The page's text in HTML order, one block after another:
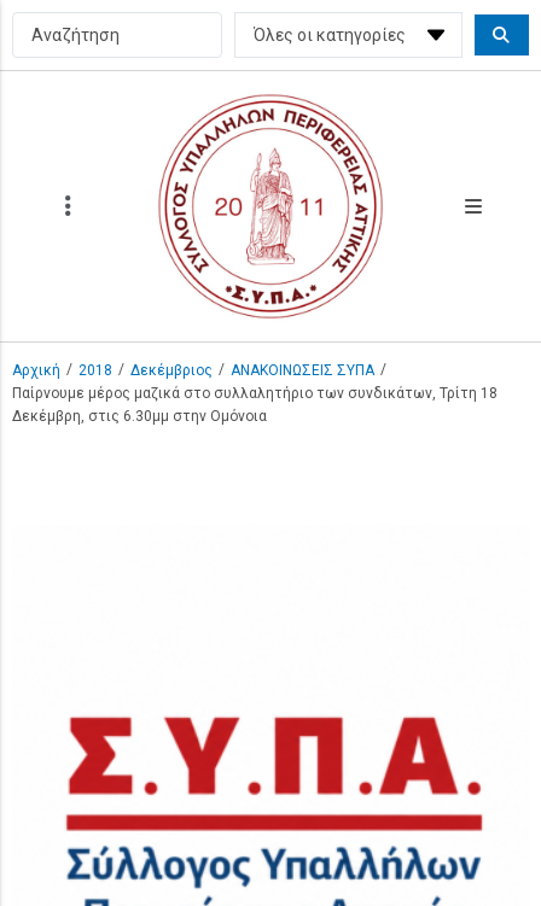
Αρχική / 2018 / Δεκέμβριος / ΑΝΑΚΟΙΝΩΣΕΙΣ ΣΥΠΑ /
Παίρνουμε μέρος μαζικά στο συλλαλητήριο των συνδικάτων, Τρίτη 18
Δεκέμβρη, στις 6.30μμ στην Ομόνοια